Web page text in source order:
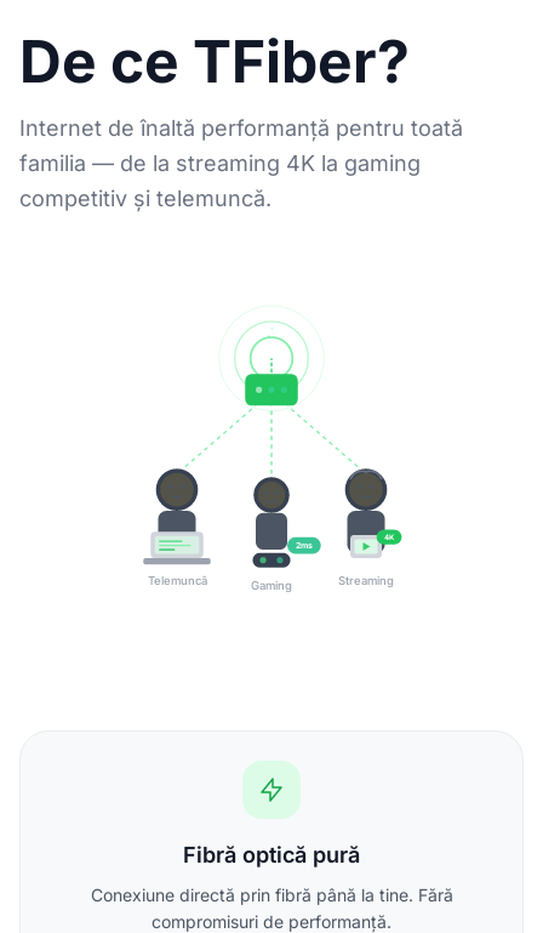
De ce TFiber?
Internet de înaltă performanță pentru toată
familia — de la streaming 4K la gaming
competitiv și telemuncă.
Telemuncă
2ms
Gaming
4K
Streaming
Fibră optică pură
Conexiune directă prin fibră până la tine. Fără
compromisuri de performanță.